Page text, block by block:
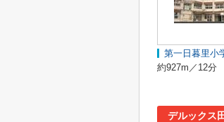
第一日暮里小
約927m／12分
デルックス